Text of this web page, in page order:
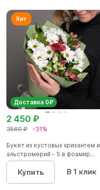
Доставка 0₽
3560 ₽ -31%
2 450 ₽
Букет из кустовых хризантем и
альстромерий - S в фоамир...
Купить В 1 клик